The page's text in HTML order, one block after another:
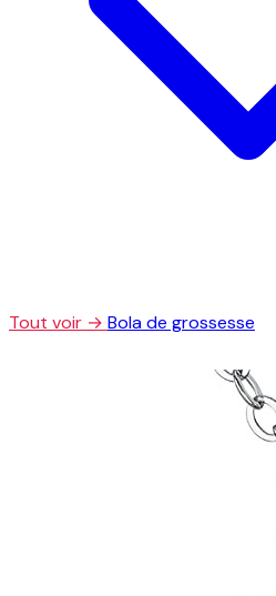
Tout voir → Bola de grossesse